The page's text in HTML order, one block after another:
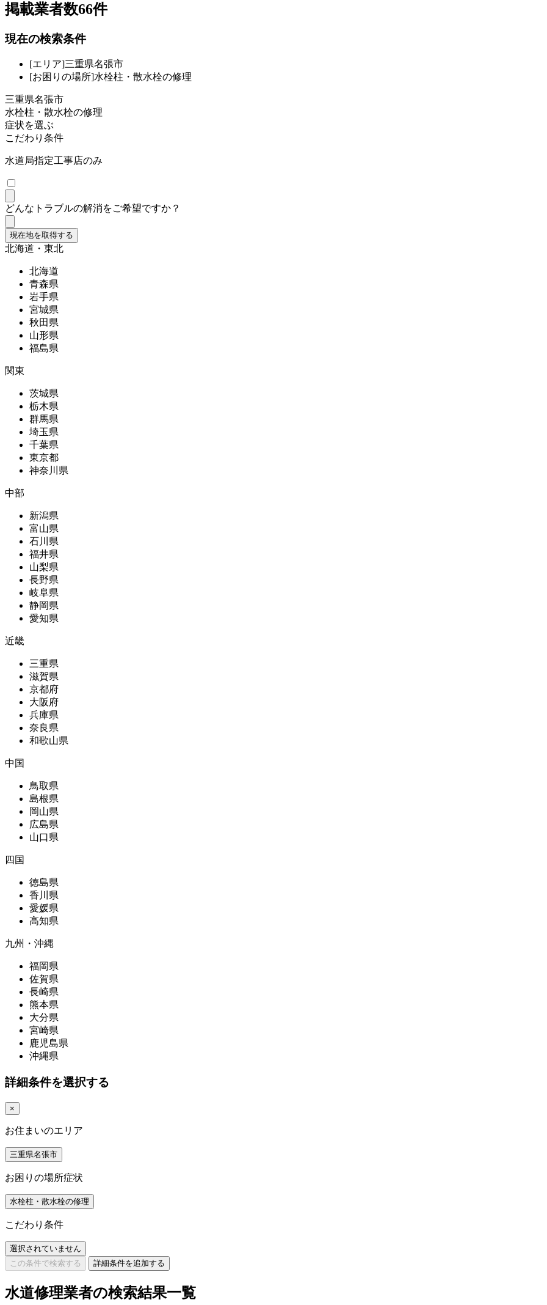
掲載業者数66件
現在の検索条件
[エリア]三重県名張市
[お困りの場所]水栓柱・散水栓の修理
三重県名張市
水栓柱・散水栓の修理
症状を選ぶ
こだわり条件
水道局指定工事店のみ
どんなトラブルの解消をご希望ですか？
現在地を取得する
北海道・東北
北海道
青森県
岩手県
宮城県
秋田県
山形県
福島県
関東
茨城県
栃木県
群馬県
埼玉県
千葉県
東京都
神奈川県
中部
新潟県
富山県
石川県
福井県
山梨県
長野県
岐阜県
静岡県
愛知県
近畿
三重県
滋賀県
京都府
大阪府
兵庫県
奈良県
和歌山県
中国
鳥取県
島根県
岡山県
広島県
山口県
四国
徳島県
香川県
愛媛県
高知県
九州・沖縄
福岡県
佐賀県
長崎県
熊本県
大分県
宮崎県
鹿児島県
沖縄県
詳細条件を選択する
×
お住まいのエリア
三重県名張市
お困りの場所症状
水栓柱・散水栓の修理
こだわり条件
選択されていません
この条件で検索する
詳細条件を追加する
水道修理業者の検索結果一覧